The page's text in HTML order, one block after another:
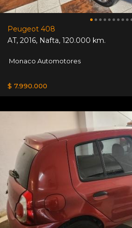
Peugeot 408
AT, 2016, Nafta, 120.000 km.
Monaco Automotores
$ 7.990.000